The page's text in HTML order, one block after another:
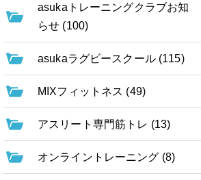
asukaトレーニングクラブお知
らせ (100)
asukaラグビースクール (115)
MIXフィットネス (49)
アスリート専門筋トレ (13)
オンライントレーニング (8)